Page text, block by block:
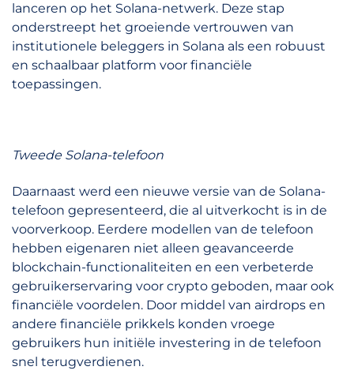
lanceren op het Solana-netwerk. Deze stap
onderstreept het groeiende vertrouwen van
institutionele beleggers in Solana als een robuust
en schaalbaar platform voor financiële
toepassingen.
Tweede Solana-telefoon
Daarnaast werd een nieuwe versie van de Solana-
telefoon gepresenteerd, die al uitverkocht is in de
voorverkoop. Eerdere modellen van de telefoon
hebben eigenaren niet alleen geavanceerde
blockchain-functionaliteiten en een verbeterde
gebruikerservaring voor crypto geboden, maar ook
financiële voordelen. Door middel van airdrops en
andere financiële prikkels konden vroege
gebruikers hun initiële investering in de telefoon
snel terugverdienen.